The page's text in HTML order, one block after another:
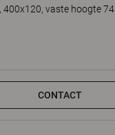
400x120, vaste hoogte 74
CONTACT